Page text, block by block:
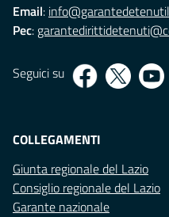
Email:
Pec:
Seguici su
COLLEGAMENTI
Giunta regionale del Lazio
Consiglio regionale del Lazio
Garante nazionale